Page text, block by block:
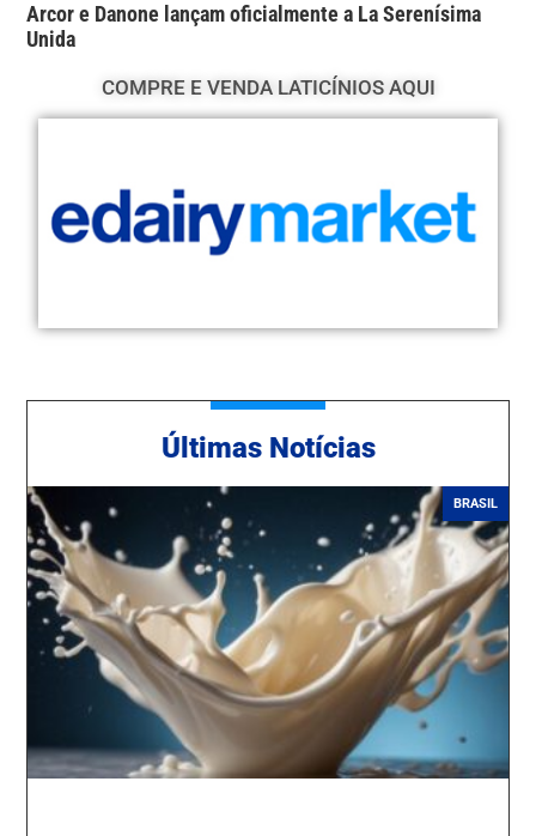
Arcor e Danone lançam oficialmente a La Serenísima
Unida
COMPRE E VENDA LATICÍNIOS AQUI
Últimas Notícias
BRASIL